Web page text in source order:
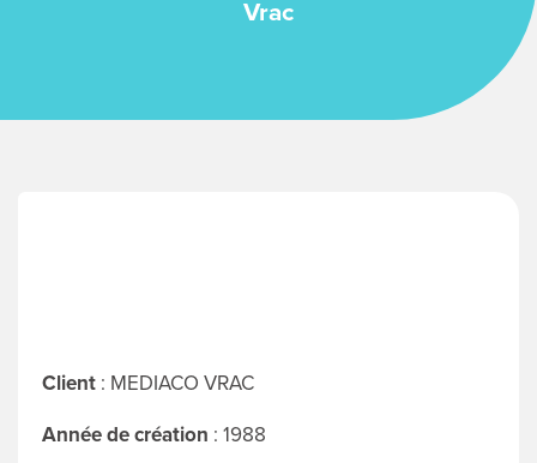
Search
for:
Vrac
Client: MEDIACO VRAC
Année de création : 1988